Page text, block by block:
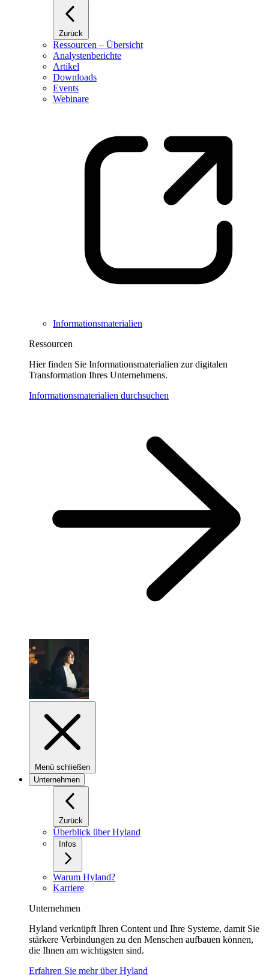
Zurück
Ressourcen – Übersicht
Analystenberichte
Artikel
Downloads
Events
Webinare
Informationsmaterialien
Ressourcen
Hier finden Sie Informationsmaterialien zur digitalen
Transformation Ihres Unternehmens.
Informationsmaterialien durchsuchen
Menü schließen
Unternehmen
Zurück
Überblick über Hyland
Infos
Warum Hyland?
Karriere
Unternehmen
Hyland verknüpft Ihren Content und Ihre Systeme, damit Sie
stärkere Verbindungen zu den Menschen aufbauen können,
die Ihnen am wichtigsten sind.
Erfahren Sie mehr über Hyland